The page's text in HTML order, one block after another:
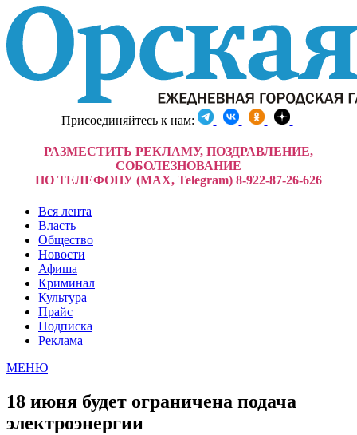
Присоединяйтесь к нам:
РАЗМЕСТИТЬ РЕКЛАМУ, ПОЗДРАВЛЕНИЕ,
СОБОЛЕЗНОВАНИЕ
ПО ТЕЛЕФОНУ (MAX, Telegram) 8-922-87-26-626
Вся лента
Власть
Общество
Новости
Афиша
Криминал
Культура
Прайс
Подписка
Реклама
МЕНЮ
18 июня будет ограничена подача
электроэнергии